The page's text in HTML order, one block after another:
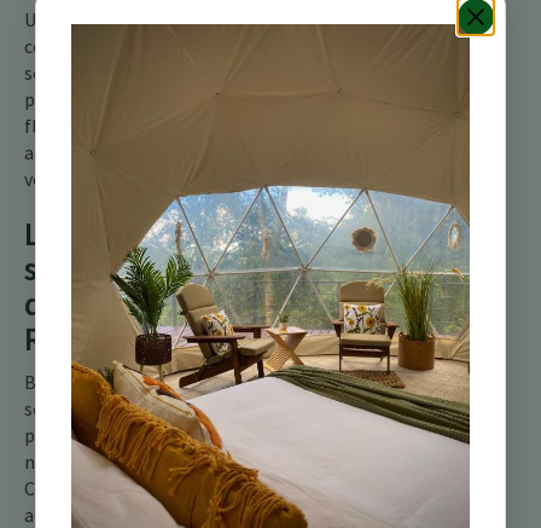
Utiliser des mangeoires à
colibris remplies d’une
solution d’eau sucrée et
planter des plantes à
fleurs indigènes peut
attirer ces oiseaux dans
votre jardin.
Les colibris
sont-ils en
danger au Costa
Rica ?
Bien que certaines espèces
soient menacées par la
perte d’habitat, de
nombreux colibris au
Costa Rica ne sont pas
actuellement classés